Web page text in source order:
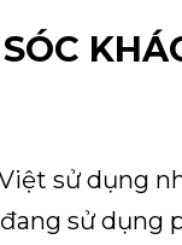
sử dụng
sử dụng